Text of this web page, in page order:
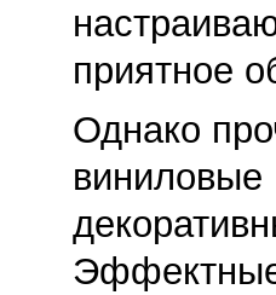
приятное
Однако
виниловые